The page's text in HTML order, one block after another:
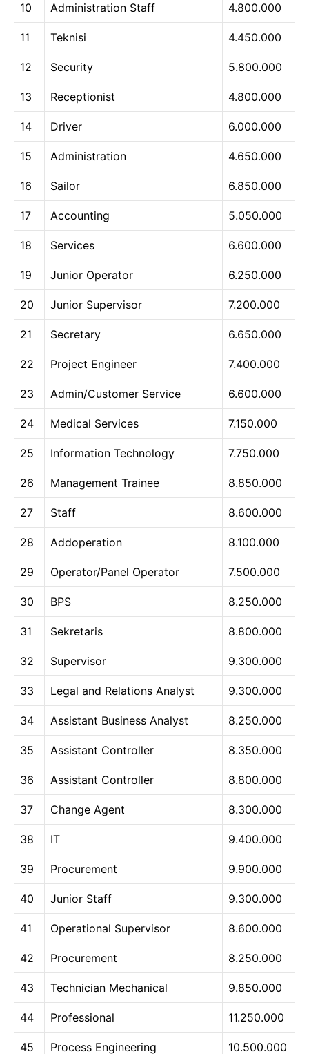
10 Administration Staff 4.800.000
11 Teknisi 4.450.000
12 Security 5.800.000
13 Receptionist 4.800.000
14 Driver 6.000.000
15 Administration 4.650.000
16 Sailor 6.850.000
17 Accounting 5.050.000
18 Services 6.600.000
19 Junior Operator 6.250.000
20 Junior Supervisor 7.200.000
21 Secretary 6.650.000
22 Project Engineer 7.400.000
23 Admin/Customer Service 6.600.000
24 Medical Services 7.150.000
25 Information Technology 7.750.000
26 Management Trainee 8.850.000
27 Staff 8.600.000
28 Addoperation 8.100.000
29 Operator/Panel Operator 7.500.000
30 BPS 8.250.000
31 Sekretaris 8.800.000
32 Supervisor 9.300.000
33 Legal and Relations Analyst 9.300.000
34 Assistant Business Analyst 8.250.000
35 Assistant Controller 8.350.000
36 Assistant Controller 8.800.000
37 Change Agent 8.300.000
38 IT 9.400.000
39 Procurement 9.900.000
40 Junior Staff 9.300.000
41 Operational Supervisor 8.600.000
42 Procurement 8.250.000
43 Technician Mechanical 9.850.000
44 Professional 11.250.000
45 Process Engineering 10.500.000